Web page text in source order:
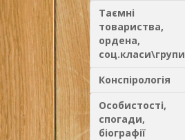
Таємні
товариства,
ордена,
соц.класи\групи
Конспірологія
Особистості,
спогади,
біографії